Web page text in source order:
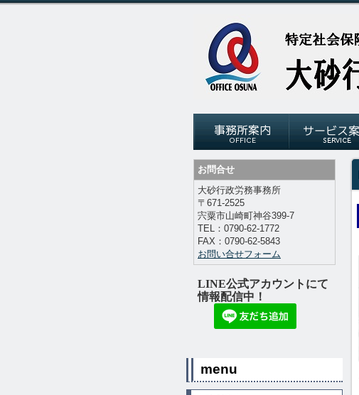
お問合せ
大砂行政労務事務所
〒671-2525
宍粟市山崎町神谷399-7
TEL： 0790-62-1772
FAX： 0790-62-5843
お問い合せフォーム
LINE公式アカウントにて
情報配信中！
menu